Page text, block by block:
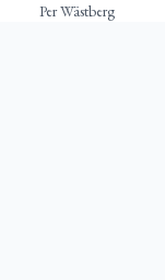
Per Wästberg